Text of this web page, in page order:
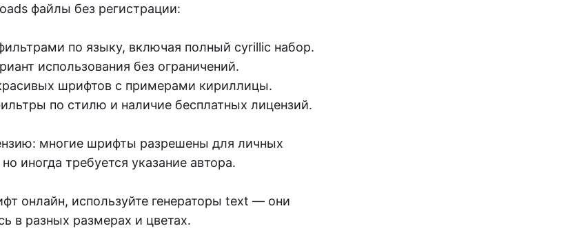
файлы без регистрации:
по языку, включая полный cyrillic набор.
использования без ограничений.
шрифтов с примерами кириллицы.
по стилю и наличие бесплатных лицензий.
многие шрифты разрешены для личных
иногда требуется указание автора.
онлайн, используйте генераторы text — они
в разных размерах и цветах.